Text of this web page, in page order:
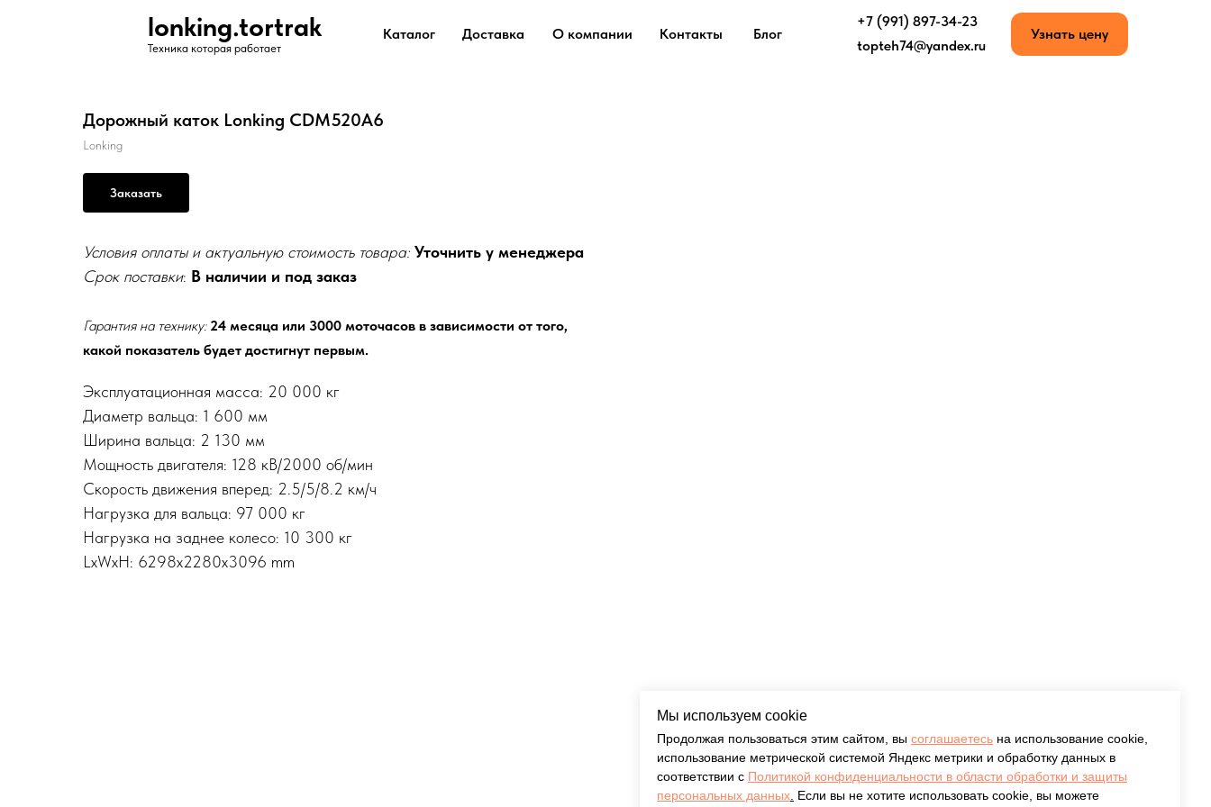
Каталог О компании
Доставка Блог
Контакты Узнать цену
Техника которая работает
lonking.tortrak
topteh74@yandex.ru
+7 (991) 897-34-23
Мы используем cookie
Продолжая пользоваться этим сайтом, вы соглашаетесь на использование cookie,
использование метрической системой Яндекс метрики и обработку данных в
соответствии с Политикой конфиденциальности в области обработки и защиты
персональных данных. Если вы не хотите использовать cookie, вы можете
Дорожный каток Lonking CDM520A6
Lonking
Заказать
Условия оплаты и актуальную стоимость товара: Уточнить у менеджера
Срок поставки: В наличии и под заказ
Гарантия на технику: 24 месяца или 3000 моточасов в зависимости от того,
какой показатель будет достигнут первым.
Эксплуатационная масса: 20 000 кг
Диаметр вальца: 1 600 мм
Ширина вальца: 2 130 мм
Мощность двигателя: 128 кВ/2000 об/мин
Скорость движения вперед: 2.5/5/8.2 км/ч
Нагрузка для вальца: 97 000 кг
Нагрузка на заднее колесо: 10 300 кг
LxWxH: 6298x2280x3096 mm